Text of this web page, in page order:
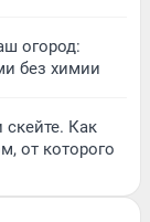
огород:
без химии
скейте. Как
от которого